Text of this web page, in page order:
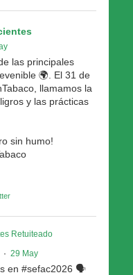
las principales
🌍. El 31 de
llamamos la
y las prácticas
sin humo!
Retuiteado
· 29 May
en #sefac2026 🗣️